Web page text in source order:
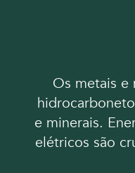
Os metais e
e minerais.
elétricos são